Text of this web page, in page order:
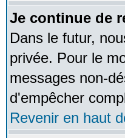
Je continue de
Dans le futur,
privée. Pour le
messages non-
d'empêcher
Revenir en haut